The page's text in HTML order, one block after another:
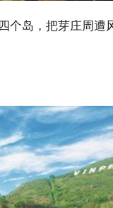
个岛，把芽庄周遭